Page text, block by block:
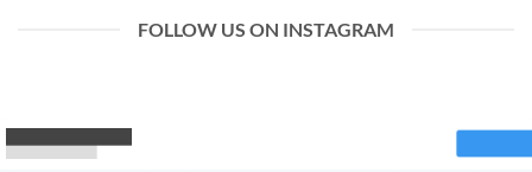
FOLLOW US ON INSTAGRAM